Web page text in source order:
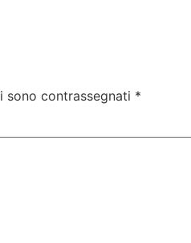
sono contrassegnati *